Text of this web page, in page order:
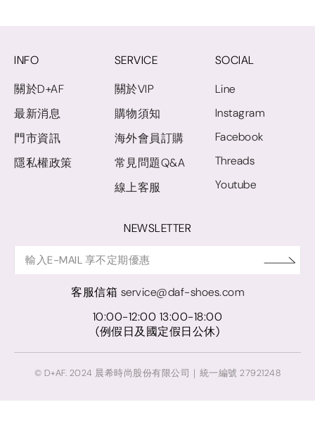
INFO
關於D+AF
最新消息
門市資訊
隱私權政策
SERVICE
關於VIP
購物須知
海外會員訂購
常見問題Q&A
線上客服
SOCIAL
Line
Instagram
Facebook
Threads
Youtube
NEWSLETTER
客服信箱 service@daf-shoes.com
10:00-12:00 13:00-18:00
(例假日及國定假日公休)
© D+AF. 2024 晨希時尚股份有限公司｜統一編號 27921248